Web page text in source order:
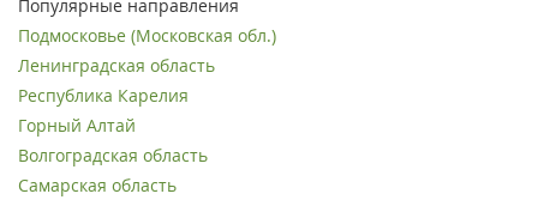
Популярные направления
Подмосковье (Московская обл.)
Ленинградская область
Республика Карелия
Горный Алтай
Волгоградская область
Самарская область